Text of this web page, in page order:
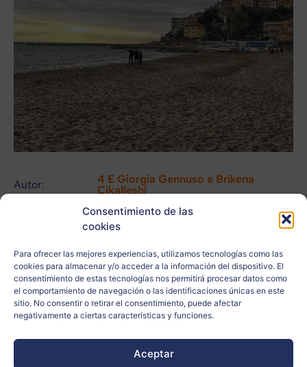
Consentimiento de las
cookies
Para ofrecer las mejores experiencias, utilizamos tecnologías como las
cookies para almacenar y/o acceder a la información del dispositivo. El
consentimiento de estas tecnologías nos permitirá procesar datos como
el comportamiento de navegación o las identificaciones únicas en este
sitio. No consentir o retirar el consentimiento, puede afectar
negativamente a ciertas características y funciones.
Aceptar
Autor: 4 E Giorgia Gennuso e Brikena
Cikalleshi
Centro escolar: IIS RUFFINI
Edad: 17
Ciudad: Imperia
País: Italia
Relacionado